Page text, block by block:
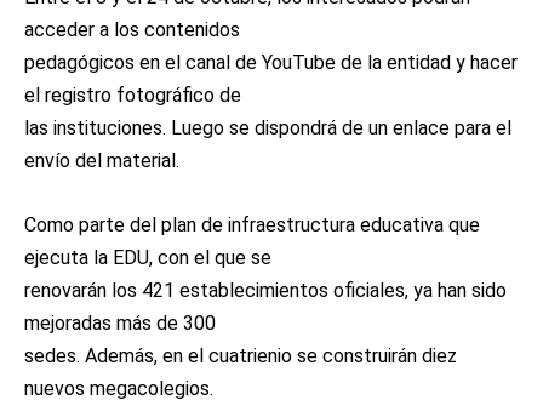
acceder a los contenidos
pedagógicos en el canal de YouTube de la entidad y hacer
el registro fotográfico de
las instituciones. Luego se dispondrá de un enlace para el
envío del material.
Como parte del plan de infraestructura educativa que
ejecuta la EDU, con el que se
renovarán los 421 establecimientos oficiales, ya han sido
mejoradas más de 300
sedes. Además, en el cuatrienio se construirán diez
nuevos megacolegios.